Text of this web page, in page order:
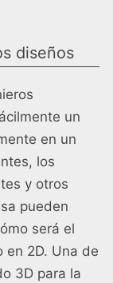
diseños
un
en un
los
y otros
pueden
será el
en 2D. Una de
3D para la